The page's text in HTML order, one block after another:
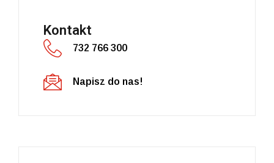
Kontakt
732 766 300
Napisz do nas!